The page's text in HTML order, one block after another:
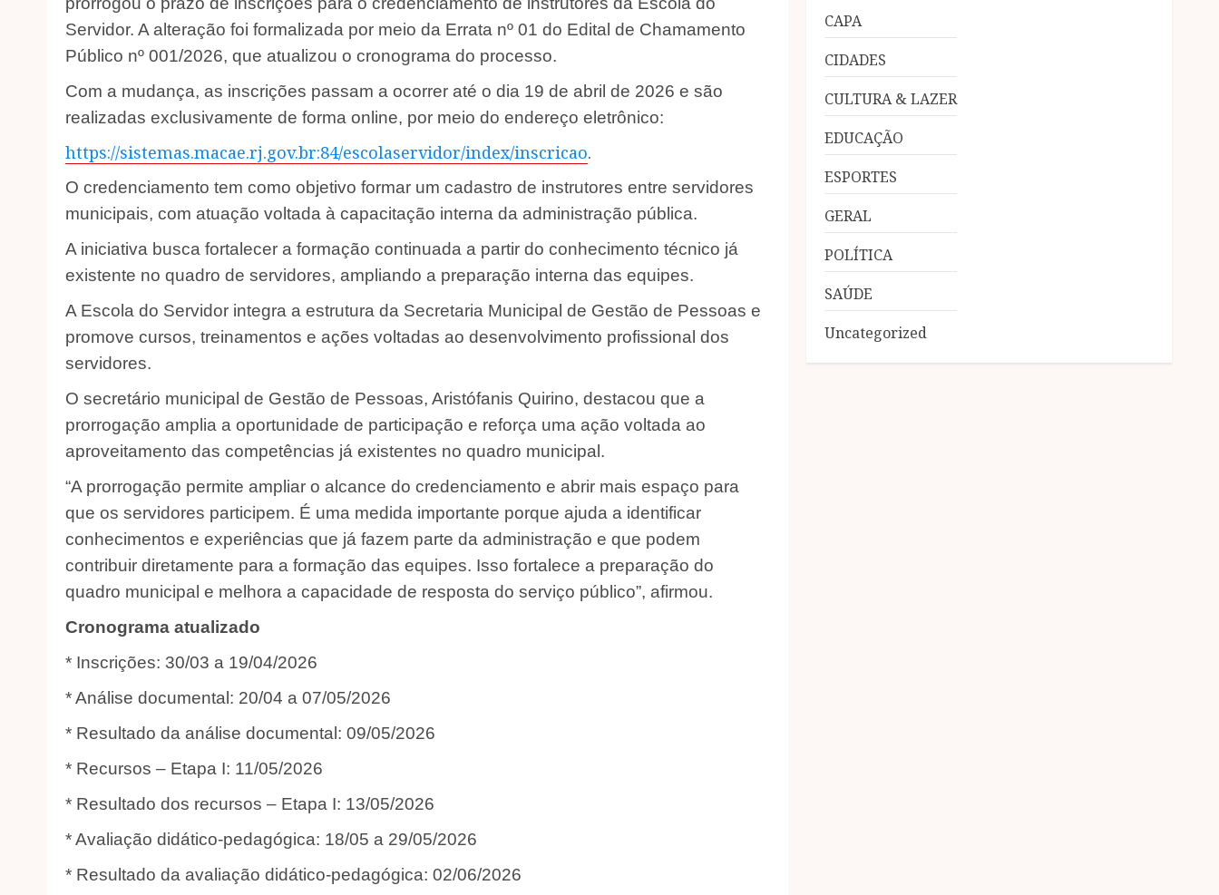
Servidor. A alteração foi formalizada por meio da Errata nº 01 do Edital de Chamamento
Público nº 001/2026, que atualizou o cronograma do processo.‎
Com a mudança, as inscrições passam a ocorrer até o dia 19 de abril de 2026 e são
realizadas exclusivamente de forma online, por meio do endereço eletrônico:‎
https://sistemas.macae.rj.gov.br:84/escolaservidor/index/inscricao.
O credenciamento tem como objetivo formar um cadastro de instrutores entre servidores
municipais, com atuação voltada à capacitação interna da administração pública.‎
A iniciativa busca fortalecer a formação continuada a partir do conhecimento técnico já
existente no quadro de servidores, ampliando a preparação interna das equipes.‎
A Escola do Servidor integra a estrutura da Secretaria Municipal de Gestão de Pessoas e
promove cursos, treinamentos e ações voltadas ao desenvolvimento profissional dos
servidores.‎
O secretário municipal de Gestão de Pessoas, Aristófanis Quirino, destacou que a
prorrogação amplia a oportunidade de participação e reforça uma ação voltada ao
aproveitamento das competências já existentes no quadro municipal.‎
“A prorrogação permite ampliar o alcance do credenciamento e abrir mais espaço para
que os servidores participem. É uma medida importante porque ajuda a identificar
conhecimentos e experiências que já fazem parte da administração e que podem
contribuir diretamente para a formação das equipes. Isso fortalece a preparação do
quadro municipal e melhora a capacidade de resposta do serviço público”, afirmou.‎
Cronograma atualizado‎
* Inscrições: 30/03 a 19/04/2026‎
* Análise documental: 20/04 a 07/05/2026‎
* Resultado da análise documental: 09/05/2026‎
* Recursos – Etapa I: 11/05/2026‎
* Resultado dos recursos – Etapa I: 13/05/2026‎
* Avaliação didático-pedagógica: 18/05 a 29/05/2026‎
* Resultado da avaliação didático-pedagógica: 02/06/2026‎
CAPA
CIDADES
CULTURA & LAZER
EDUCAÇÃO
ESPORTES
GERAL
POLÍTICA
SAÚDE
Uncategorized